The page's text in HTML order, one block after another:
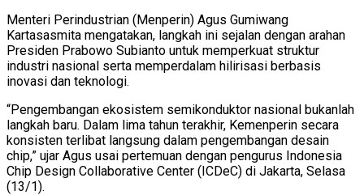
Menteri Perindustrian (Menperin) Agus Gumiwang
Kartasasmita mengatakan, langkah ini sejalan dengan arahan
Presiden Prabowo Subianto untuk memperkuat struktur
industri nasional serta memperdalam hilirisasi berbasis
inovasi dan teknologi.
“Pengembangan ekosistem semikonduktor nasional bukanlah
langkah baru. Dalam lima tahun terakhir, Kemenperin secara
konsisten terlibat langsung dalam pengembangan desain
chip,” ujar Agus usai pertemuan dengan pengurus Indonesia
Chip Design Collaborative Center (ICDeC) di Jakarta, Selasa
(13/1).